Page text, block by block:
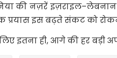
की नज़रें इज़राइल–लेबनान
प्रयास इस बढ़ते संकट को
इतना ही, आगे की हर बड़ी